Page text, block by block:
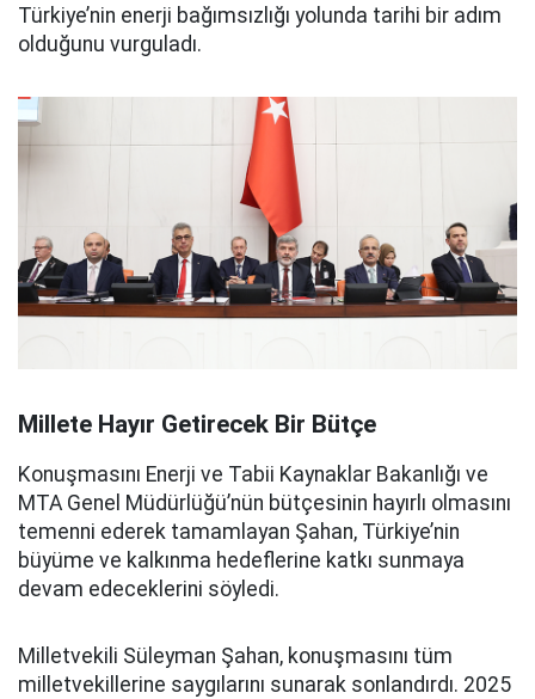
Türkiye’nin enerji bağımsızlığı yolunda tarihi bir adım
olduğunu vurguladı.
Millete Hayır Getirecek Bir Bütçe
Konuşmasını Enerji ve Tabii Kaynaklar Bakanlığı ve
MTA Genel Müdürlüğü’nün bütçesinin hayırlı olmasını
temenni ederek tamamlayan Şahan, Türkiye’nin
büyüme ve kalkınma hedeflerine katkı sunmaya
devam edeceklerini söyledi.
Milletvekili Süleyman Şahan, konuşmasını tüm
milletvekillerine saygılarını sunarak sonlandırdı. 2025